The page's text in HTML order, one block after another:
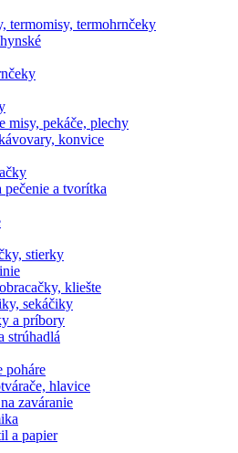
termomisy, termohrnčeky
misy, pekáče, plechy
konvice
pečenie a tvorítka
stierky
kliešte
sekáčiky
a príbory
strúhadlá
poháre
hlavice
zaváranie
a papier